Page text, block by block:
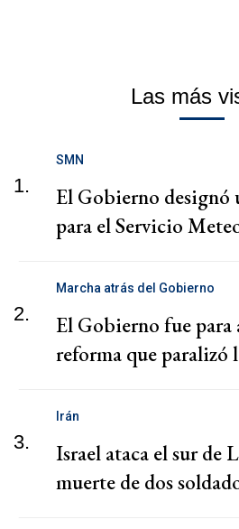
Las más
1.
SMN
El Gobierno designó
para el Servicio
2.
Marcha atrás del Gobierno
El Gobierno fue para
reforma que paralizó
3.
Irán
Israel ataca el sur de
muerte de dos